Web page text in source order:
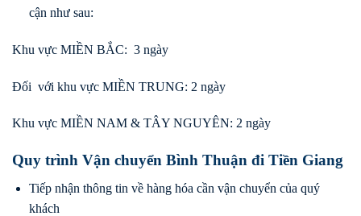
cận như sau:
Khu vực MIỀN BẮC: 3 ngày
Đối với khu vực MIỀN TRUNG: 2 ngày
Khu vực MIỀN NAM & TÂY NGUYÊN: 2 ngày
Quy trình Vận chuyển Bình Thuận đi Tiền Giang
Tiếp nhận thông tin về hàng hóa cần vận chuyển của quý
khách